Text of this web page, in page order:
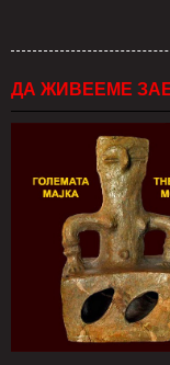
ДА ЖИВЕЕМЕ